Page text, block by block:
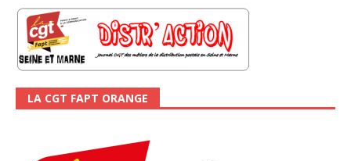
LA CGT FAPT ORANGE